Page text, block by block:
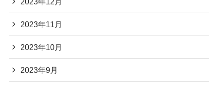
2023年11月
2023年10月
2023年9月